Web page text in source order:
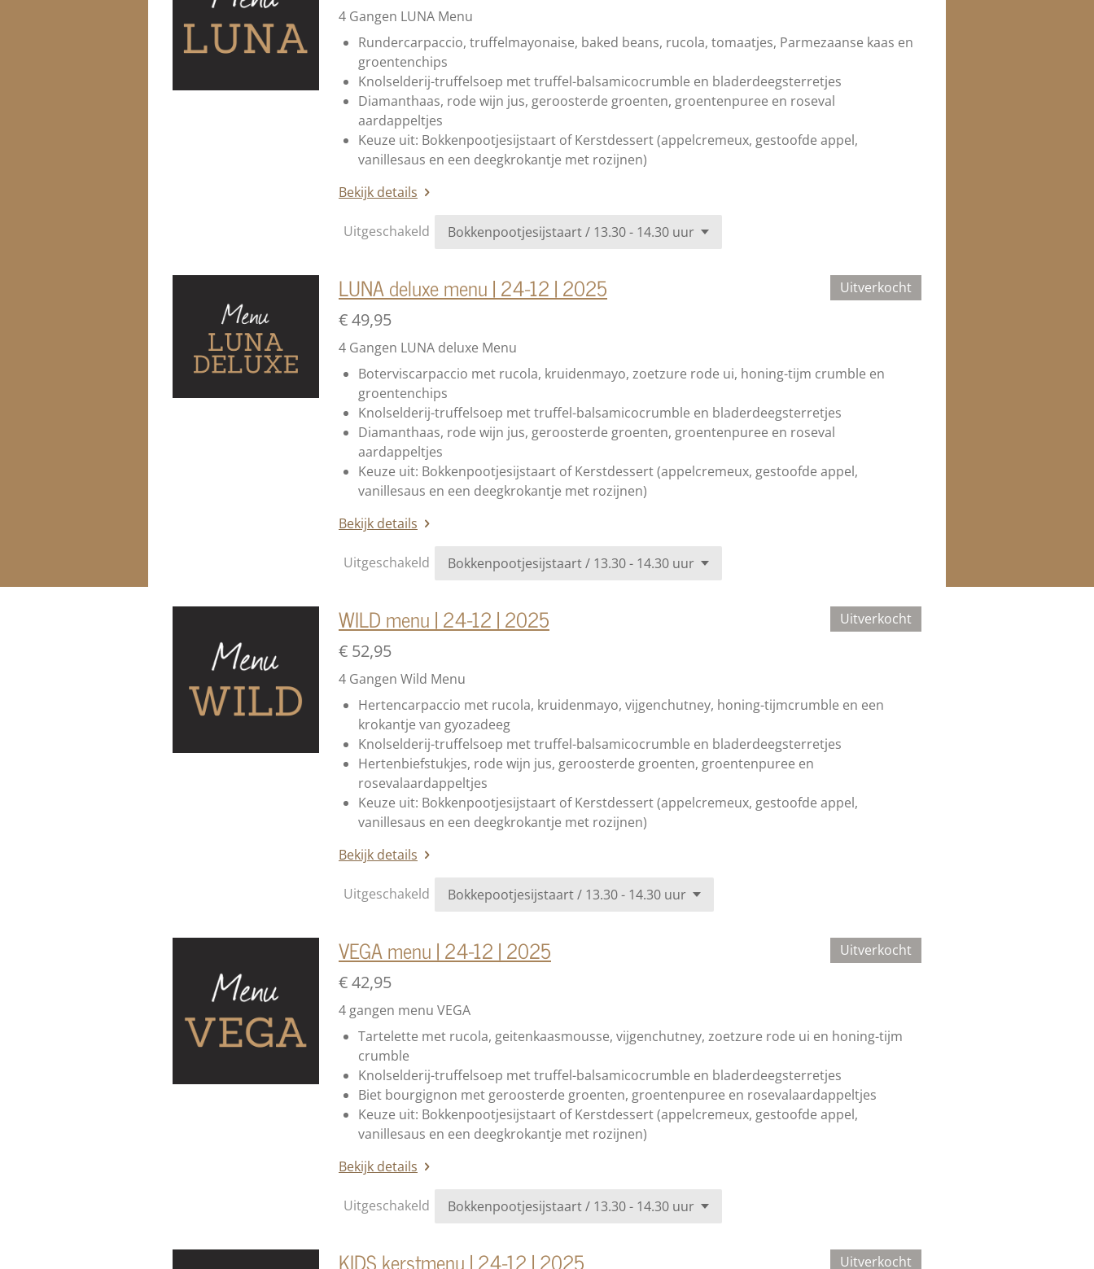
4 Gangen LUNA Menu
Rundercarpaccio, truffelmayonaise, baked beans, rucola, tomaatjes, Parmezaanse kaas en
groentenchips
Knolselderij-truffelsoep met truffel-balsamicocrumble en bladerdeegsterretjes
Diamanthaas, rode wijn jus, geroosterde groenten, groentenpuree en roseval
aardappeltjes
Keuze uit: Bokkenpootjesijstaart of Kerstdessert (appelcremeux, gestoofde appel,
vanillesaus en een deegkrokantje met rozijnen)
Bekijk details
Uitgeschakeld
Uitverkocht
LUNA deluxe menu | 24-12 | 2025
€ 49,95
4 Gangen LUNA deluxe Menu
Boterviscarpaccio met rucola, kruidenmayo, zoetzure rode ui, honing-tijm crumble en
groentenchips
Knolselderij-truffelsoep met truffel-balsamicocrumble en bladerdeegsterretjes
Diamanthaas, rode wijn jus, geroosterde groenten, groentenpuree en roseval
aardappeltjes
Keuze uit: Bokkenpootjesijstaart of Kerstdessert (appelcremeux, gestoofde appel,
vanillesaus en een deegkrokantje met rozijnen)
Bekijk details
Uitgeschakeld
Uitverkocht
WILD menu | 24-12 | 2025
€ 52,95
4 Gangen Wild Menu
Hertencarpaccio met rucola, kruidenmayo, vijgenchutney, honing-tijmcrumble en een
krokantje van gyozadeeg
Knolselderij-truffelsoep met truffel-balsamicocrumble en bladerdeegsterretjes
Hertenbiefstukjes, rode wijn jus, geroosterde groenten, groentenpuree en
rosevalaardappeltjes
Keuze uit: Bokkenpootjesijstaart of Kerstdessert (appelcremeux, gestoofde appel,
vanillesaus en een deegkrokantje met rozijnen)
Bekijk details
Uitgeschakeld
Uitverkocht
VEGA menu | 24-12 | 2025
€ 42,95
4 gangen menu VEGA
Tartelette met rucola, geitenkaasmousse, vijgenchutney, zoetzure rode ui en honing-tijm
crumble
Knolselderij-truffelsoep met truffel-balsamicocrumble en bladerdeegsterretjes
Biet bourgignon met geroosterde groenten, groentenpuree en rosevalaardappeltjes
Keuze uit: Bokkenpootjesijstaart of Kerstdessert (appelcremeux, gestoofde appel,
vanillesaus en een deegkrokantje met rozijnen)
Bekijk details
Uitgeschakeld
Uitverkocht
KIDS kerstmenu | 24-12 | 2025